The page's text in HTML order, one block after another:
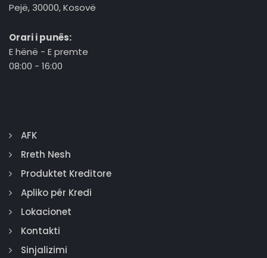
Pejë, 30000, Kosovë
Orari i punës:
E hënë - E premte
08:00 - 16:00
AFK
Rreth Nesh
Produktet Kreditore
Apliko për Kredi
Lokacionet
Kontakti
Sinjalizimi